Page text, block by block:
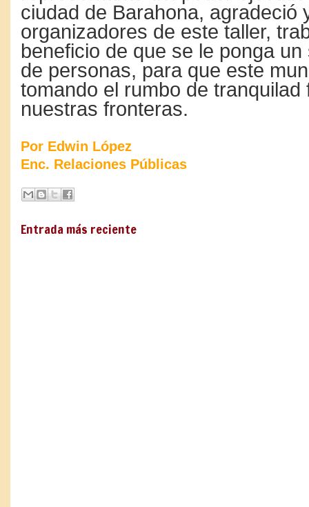
ciudad de Barahona, agradeció
organizadores de este taller,
beneficio de que se le ponga
de personas, para que este
tomando el rumbo de tranquilad
nuestras fronteras.
Por Edwin López
Enc. Relaciones Públicas
Entrada más reciente